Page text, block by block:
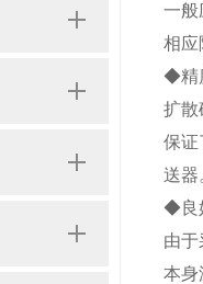
一般
相应
◆精
扩散
保证
送器
◆良
由
本身